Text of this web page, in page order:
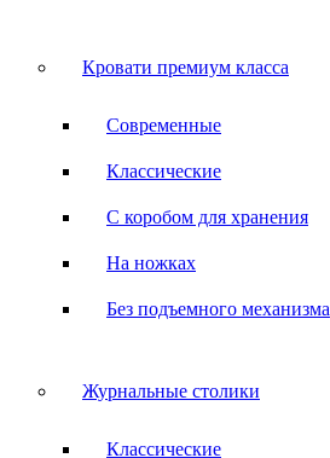
Кровати премиум класса
Современные
Классические
С коробом для хранения
На ножках
Без подъемного механизма
Журнальные столики
Классические